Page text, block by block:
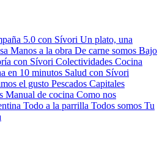
5.0 con Sívori Un plato, una
Manos a la obra De carne somos Bajo
con Sívori Colectividades Cocina
en 10 minutos Salud con Sívori
el gusto Pescados Capitales
Manual de cocina Como nos
Todo a la parrilla Todos somos Tu